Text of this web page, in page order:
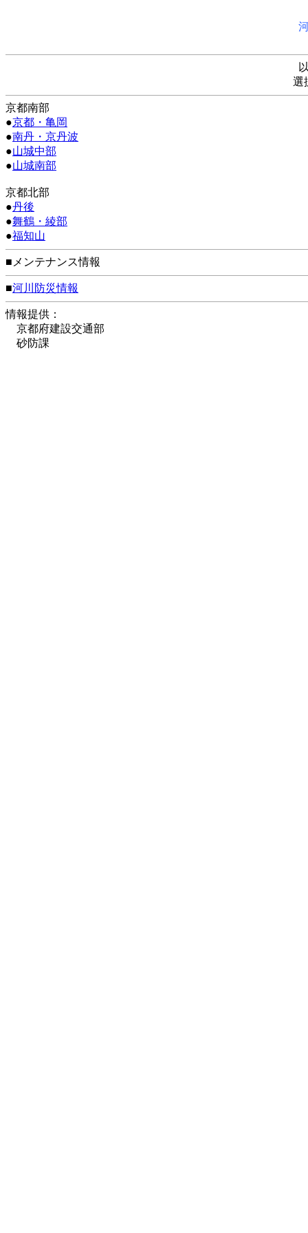
選
京都南部
●京都・亀岡
●南丹・京丹波
●山城中部
●山城南部
京都北部
●丹後
●舞鶴・綾部
●福知山
■メンテナンス情報
■河川防災情報
情報提供：
京都府建設交通部
砂防課